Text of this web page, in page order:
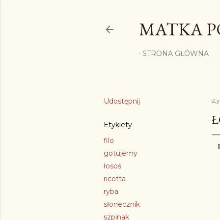
MATKA
STRONA GŁÓWNA
Udostępnij
Etykiety
filo
gotujemy
łosoś
ricotta
ryba
słonecznik
szpinak